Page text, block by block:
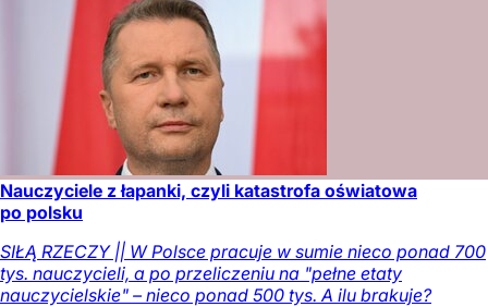
Nauczyciele z łapanki, czyli katastrofa oświatowa
po polsku
SIŁĄ RZECZY || W Polsce pracuje w sumie nieco ponad 700
tys. nauczycieli, a po przeliczeniu na "pełne etaty
nauczycielskie" – nieco ponad 500 tys. A ilu brakuje?